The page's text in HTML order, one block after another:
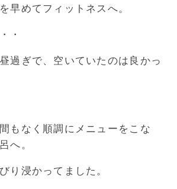
早めてフィットネスへ。
・
過ぎで、空いていたのは良かっ
もなく順調にメニューをこな
へ。
り浸かってました。